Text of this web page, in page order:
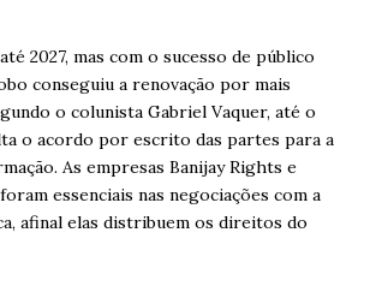
2027, mas com o sucesso de público
conseguiu a renovação por mais
o colunista Gabriel Vaquer, até o
o acordo por escrito das partes para a
As empresas Banijay Rights e
essenciais nas negociações com a
afinal elas distribuem os direitos do